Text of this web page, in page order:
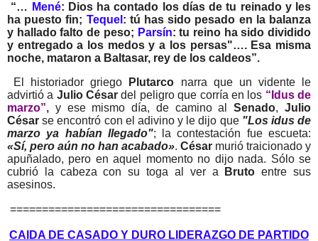
“… Mené: Dios ha contado los días de tu reinado y les
ha puesto fin; Tequel : tú has sido pesado en la balanza
y hallado falto de peso; Parsín: tu reino ha sido dividido
y entregado a los medos y a los persas"…. Esa misma
noche, mataron a Baltasar, rey de los caldeos”.
El historiador griego
Plutarco narra que un vidente le
advirtió a Julio César del peligro que corría en los “Idus de
marzo”, y ese mismo día, de camino alSenado,Julio
César se encontró con el adivino y le dijo que "Los idus de
marzo ya habían llegado"; la contestación fue escueta:
«Sí, pero aún no han acabado». César murió traicionado y
apuñalado, pero en aquel momento no dijo nada. Sólo se
cubrió l a cabeza con su toga al ver a Bruto entre sus
asesinos. ​
=================================
CAIDA DE CASADO Y DURO LIDERAZGO DE PARTIDO